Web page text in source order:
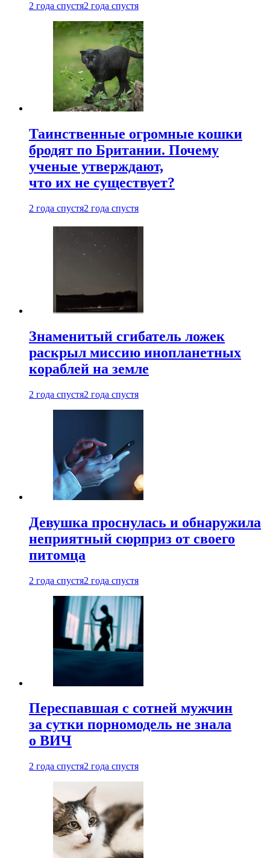
2 года спустя2 года спустя
Таинственные огромные кошки
бродят по Британии. Почему
ученые утверждают,
что их не существует?
2 года спустя2 года спустя
Знаменитый сгибатель ложек
раскрыл миссию инопланетных
кораблей на земле
2 года спустя2 года спустя
Девушка проснулась и обнаружила
неприятный сюрприз от своего
питомца
2 года спустя2 года спустя
Переспавшая с сотней мужчин
за сутки порномодель не знала
о ВИЧ
2 года спустя2 года спустя